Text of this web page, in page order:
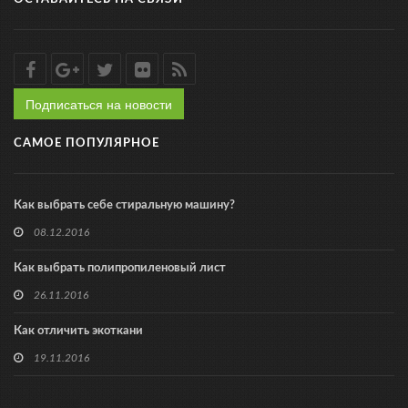
Подписаться на новости
САМОЕ ПОПУЛЯРНОЕ
Как выбрать себе стиральную машину?
08.12.2016
Как выбрать полипропиленовый лист
26.11.2016
Как отличить экоткани
19.11.2016